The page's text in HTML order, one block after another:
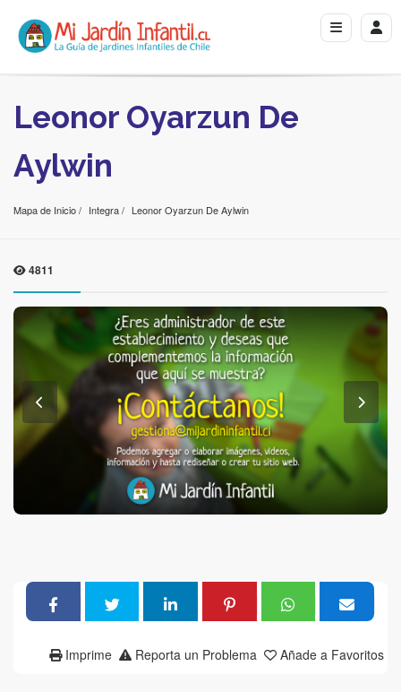
Leonor Oyarzun De
Aylwin
Mapa de Inicio Integra Leonor Oyarzun De Aylwin
4811
Añade a Favoritos
Reporta un Problema
Imprime